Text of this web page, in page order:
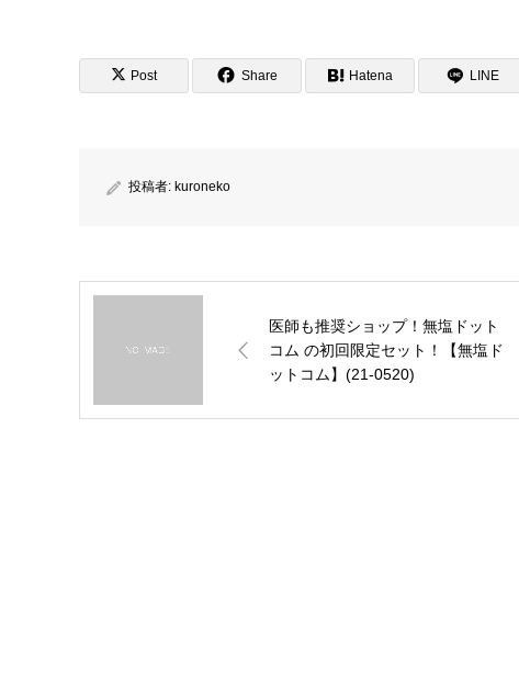
Post Share Hatena LINE
投稿者: kuroneko
医師も推奨ショップ！無塩ドット
コム の初回限定セット！【無塩ド
ットコム】(21-0520)